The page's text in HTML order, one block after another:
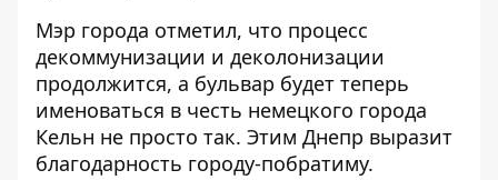
Мэр города отметил, что процесс
декоммунизации и деколонизации
продолжится, а бульвар будет теперь
именоваться в честь немецкого города
Кельн не просто так. Этим Днепр выразит
благодарность городу-побратиму.